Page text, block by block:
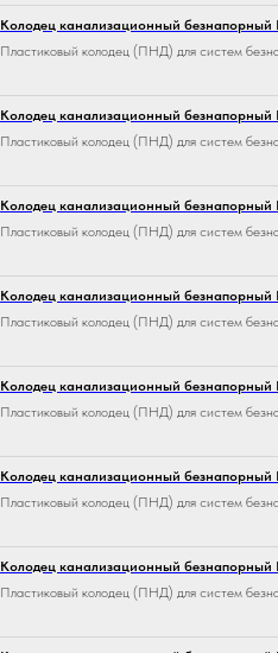
Колодец канализационный безнапорный
Пластиковый колодец (ПНД) для систем
Колодец канализационный безнапорный
Пластиковый колодец (ПНД) для систем
Колодец канализационный безнапорный
Пластиковый колодец (ПНД) для систем
Колодец канализационный безнапорный
Пластиковый колодец (ПНД) для систем
Колодец канализационный безнапорный
Пластиковый колодец (ПНД) для систем
Колодец канализационный безнапорный
Пластиковый колодец (ПНД) для систем
Колодец канализационный безнапорный
Пластиковый колодец (ПНД) для систем